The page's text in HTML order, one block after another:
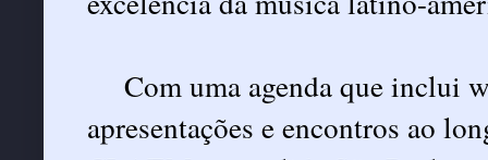
Com uma agenda que inclui
apresentações e encontros ao